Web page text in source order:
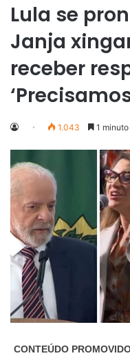
Lula se
Janja
receber
1.043 1